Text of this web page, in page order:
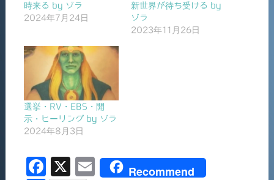
時来る by ゾラ
2024年7月24日
新世界が待ち受ける by
ゾラ
2023年11月26日
選挙・RV・EBS・開
示・ヒーリング by ゾラ
2024年8月3日
F
X
E
Recommend